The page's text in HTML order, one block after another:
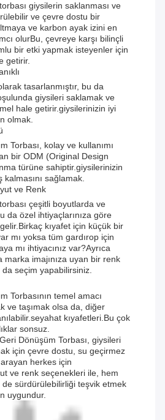
giysilerin saklanması ve
ve çevre dostu bir
ve karbon ayak izini en
olurBu, çevreye karşı bilinçli
bir etki yapmak isteyenler için
getirir.
tasarlanmıştır, bu da
giysileri saklamak ve
hale getirir.giysilerinizin iyi
olmak.
Torbası, kolay ve kullanımı
bir ODM (Original Design
türüne sahiptir.giysilerinizin
sağlamak.
ve Renk
çeşitli boyutlarda ve
da özel ihtiyaçlarınıza göre
kıyafet için küçük bir
mı yoksa tüm gardırop için
mı ihtiyacınız var?Ayrıca
marka imajınıza uyan bir renk
seçim yapabilirsiniz.
Torbasının temel amacı
ve taşımak olsa da, diğer
kıyafetleri.Bu çok
sonsuz.
Dönüşüm Torbası, giysileri
için çevre dostu, su geçirmez
herkes için
ve renk seçenekleri ile, hem
de sürdürülebilirliği teşvik etmek
uygundur.